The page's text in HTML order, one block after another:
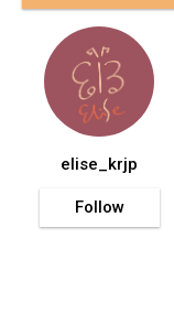
elise_krjp
Follow